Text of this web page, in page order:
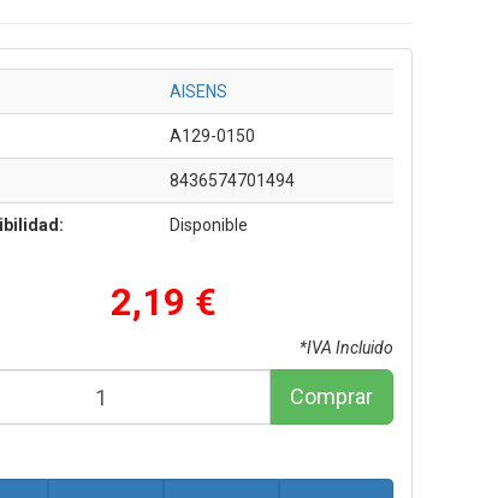
AISENS
A129-0150
8436574701494
Disponible
2,19 €
*IVA Incluido
Comprar